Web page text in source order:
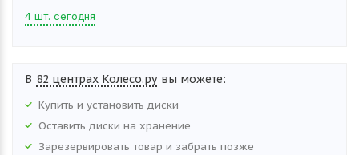
4 шт. сегодня
В 82 центрах Колесо.ру вы можете:
Купить и установить диски
Оставить диски на хранение
Зарезервировать товар и забрать позже